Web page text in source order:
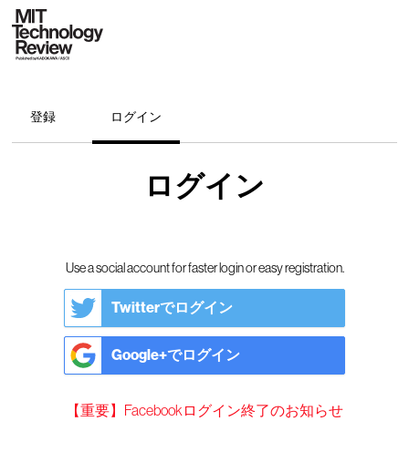
登録 ログイン
ログイン
Use a social account for faster login or easy registration.
Twitterでログイン
Google+でログイン
【重要】Facebookログイン終了のお知らせ